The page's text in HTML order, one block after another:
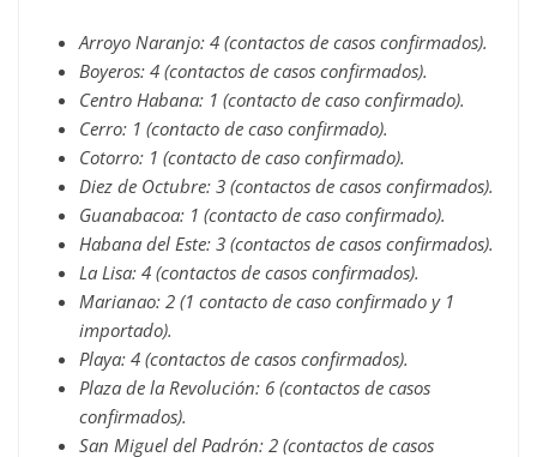
Arroyo Naranjo: 4 (contactos de casos confirmados).
Boyeros: 4 (contactos de casos confirmados).
Centro Habana: 1 (contacto de caso confirmado).
Cerro: 1 (contacto de caso confirmado).
Cotorro: 1 (contacto de caso confirmado).
Diez de Octubre: 3 (contactos de casos confirmados).
Guanabacoa: 1 (contacto de caso confirmado).
Habana del Este: 3 (contactos de casos confirmados).
La Lisa: 4 (contactos de casos confirmados).
Marianao: 2 (1 contacto de caso confirmado y 1
importado).
Playa: 4 (contactos de casos confirmados).
Plaza de la Revolución: 6 (contactos de casos
confirmados).
San Miguel del Padrón: 2 (contactos de casos